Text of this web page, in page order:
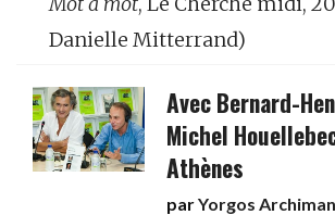
Danielle Mitterrand)
Avec Bernard-
Michel
Athènes
parYorgos